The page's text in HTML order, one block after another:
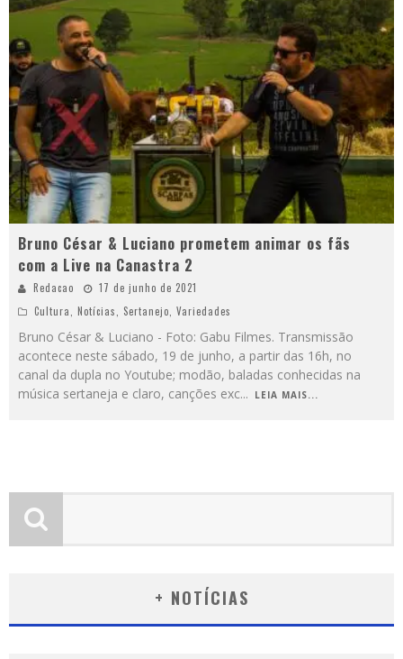
Bruno César & Luciano prometem animar os fãs
com a Live na Canastra 2
Redacao
17 de junho de 2021
Cultura, Notícias, Sertanejo, Variedades
Bruno César & Luciano - Foto: Gabu Filmes. Transmissão
acontece neste sábado, 19 de junho, a partir das 16h, no
canal da dupla no Youtube; modão, baladas conhecidas na
música sertaneja e claro, canções exc... LEIA MAIS...
+ NOTÍCIAS